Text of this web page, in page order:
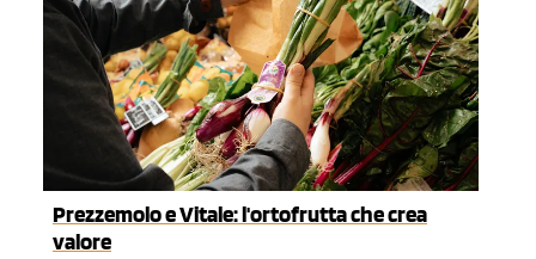
Prezzemolo e Vitale: l'ortofrutta che crea
valore